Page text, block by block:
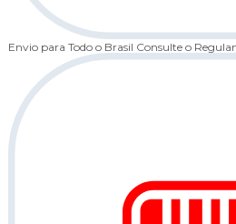
Envio para Todo o Brasil Consulte o